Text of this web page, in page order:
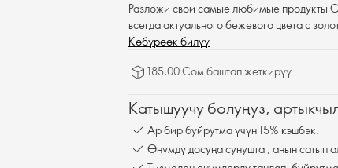
Разложи свои самые любимые продукты
всегда актуального бежевого цвета с
Көбүрөөк билүү
185,00 Сом баштап жеткирүү.
Катышуучу болуңуз,
Ар бир буйрутма үчүн 15% кэшбэк.
Өнүмдү досуңа сунушта , анын сатып